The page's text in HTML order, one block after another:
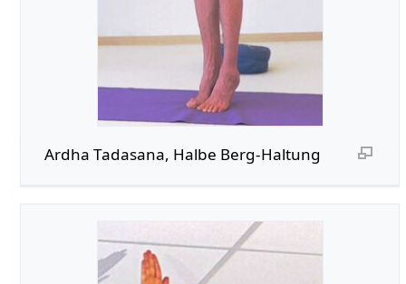
Ardha Tadasana, Halbe Berg-Haltung